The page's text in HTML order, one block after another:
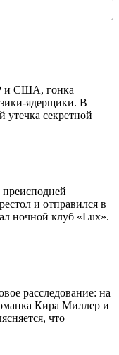
и США, гонка
ядерщики. В
утечка секретной
и отправился в
ночной клуб «Lux».
расследование: на
Кира Миллер и
что